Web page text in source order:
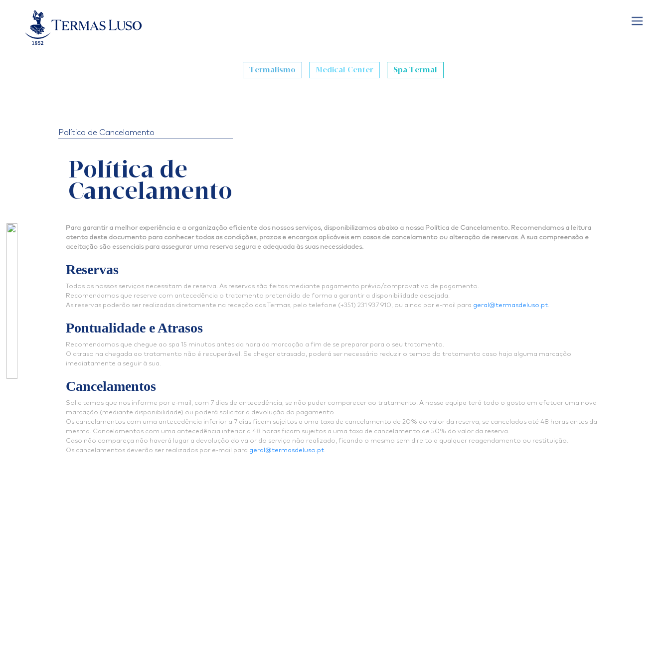
Termalismo Medical Center Spa Termal
Política de Cancelamento
Política de
Cancelamento
Para garantir a melhor experiência e a organização eficiente dos nossos serviços, disponibilizamos abaixo a nossa Política de Cancelamento. Recomendamos a leitura
atenta deste documento para conhecer todas as condições, prazos e encargos aplicáveis em casos de cancelamento ou alteração de reservas. A sua compreensão e
aceitação são essenciais para assegurar uma reserva segura e adequada às suas necessidades.
Reservas
Todos os nossos serviços necessitam de reserva. As reservas são feitas mediante pagamento prévio/comprovativo de pagamento.
Recomendamos que reserve com antecedência o tratamento pretendido de forma a garantir a disponibilidade desejada.
As reservas poderão ser realizadas diretamente na receção das Termas, pelo telefone (+351) 231 937 910, ou ainda por e-mail para geral@termasdeluso.pt.
Pontualidade e Atrasos
Recomendamos que chegue ao spa 15 minutos antes da hora da marcação a fim de se preparar para o seu tratamento.
O atraso na chegada ao tratamento não é recuperável. Se chegar atrasado, poderá ser necessário reduzir o tempo do tratamento caso haja alguma marcação
imediatamente a seguir à sua.
Cancelamentos
Solicitamos que nos informe por e-mail, com 7 dias de antecedência, se não puder comparecer ao tratamento. A nossa equipa terá todo o gosto em efetuar uma nova
marcação (mediante disponibilidade) ou poderá solicitar a devolução do pagamento.
Os cancelamentos com uma antecedência inferior a 7 dias ficam sujeitos a uma taxa de cancelamento de 20% do valor da reserva, se cancelados até 48 horas antes da
mesma. Cancelamentos com uma antecedência inferior a 48 horas ficam sujeitos a uma taxa de cancelamento de 50% do valor da reserva.
Caso não compareça não haverá lugar a devolução do valor do serviço não realizado, ficando o mesmo sem direito a qualquer reagendamento ou restituição.
Os cancelamentos deverão ser realizados por e-mail para geral@termasdeluso.pt.